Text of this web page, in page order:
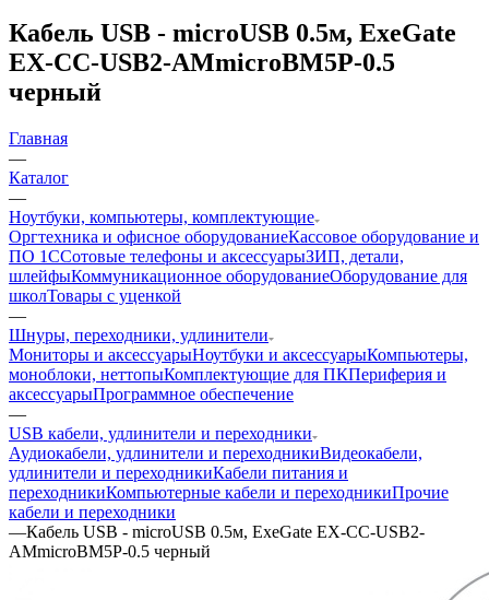
Кабель USB - microUSB 0.5м, ExeGate
EX-CC-USB2-AMmicroBM5P-0.5
черный
Главная
—
Каталог
—
Ноутбуки, компьютеры, комплектующие
Оргтехника и офисное оборудованиеКассовое оборудование и
ПО 1ССотовые телефоны и аксессуарыЗИП, детали,
шлейфыКоммуникационное оборудованиеОборудование для
школТовары с уценкой
—
Шнуры, переходники, удлинители
Мониторы и аксессуарыНоутбуки и аксессуарыКомпьютеры,
моноблоки, неттопыКомплектующие для ПКПериферия и
аксессуарыПрограммное обеспечение
—
USB кабели, удлинители и переходники
Аудиокабели, удлинители и переходникиВидеокабели,
удлинители и переходникиКабели питания и
переходникиКомпьютерные кабели и переходникиПрочие
кабели и переходники
—Кабель USB - microUSB 0.5м, ExeGate EX-CC-USB2-
AMmicroBM5P-0.5 черный